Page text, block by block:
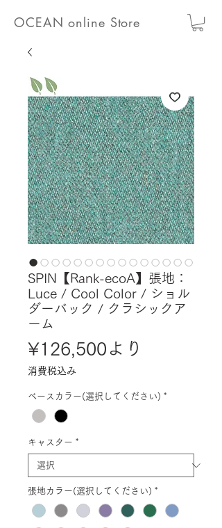
OCEAN online Store
SPIN【Rank-ecoA】張地：
Luce / Cool Color / ショル
ダーバック / クラシックア
ーム
¥126,500より
ル
消費税込み
ベースカラー(選択してください) *
キャスター *
張地カラー(選択してください) *